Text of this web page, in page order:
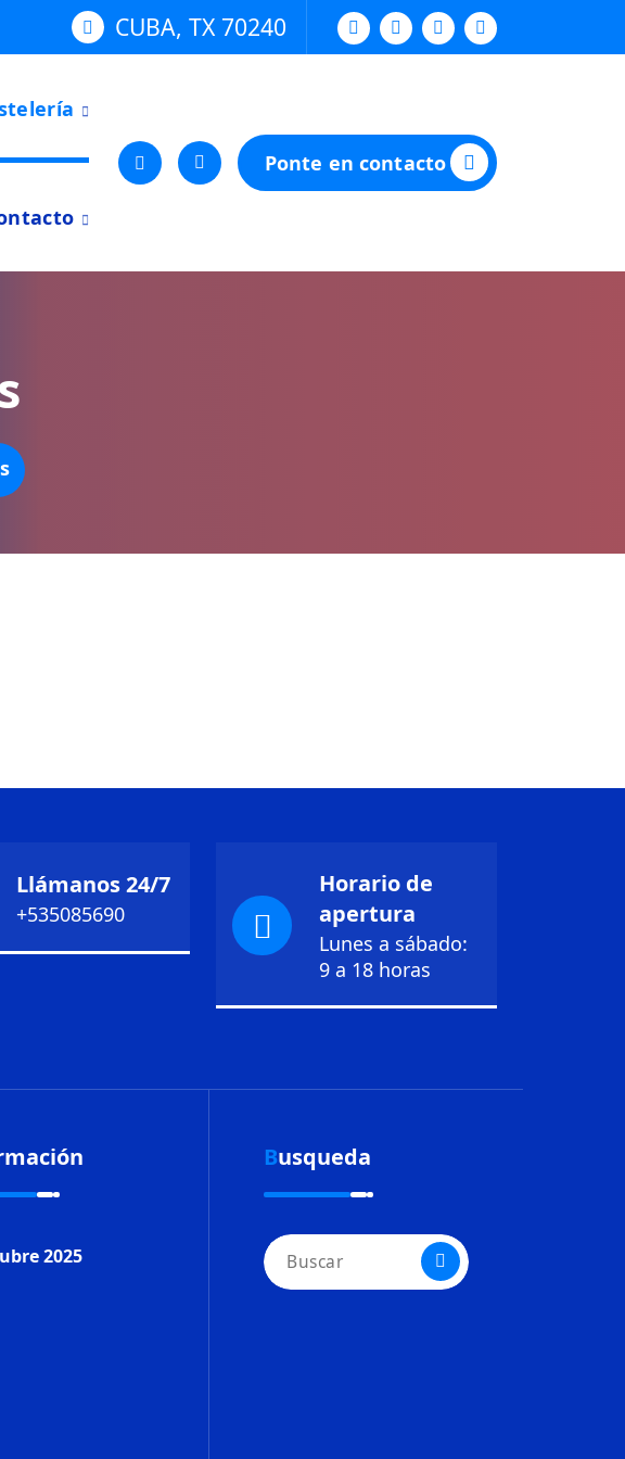
CUBA, TX 70240
Ponte en contacto
Llámanos 24/7
+535085690
Horario de
apertura
Lunes a sábado:
9 a 18 horas
2025
Busqueda
Buscar: